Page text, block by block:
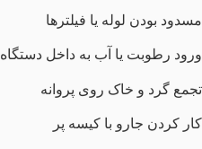
مسدود بودن لوله یا فیلترها
ورود رطوبت یا آب به داخل دستگاه
تجمع گرد و خاک روی پروانه
کار کردن جارو با کیسه پر